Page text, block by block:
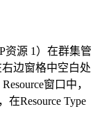
资源 1）在群集管
边窗格中空白处
窗口中，
在Resource Type